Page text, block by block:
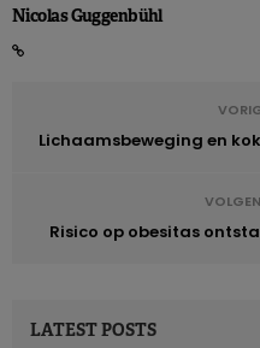
Nicolas Guggenbühl
Lichaamsbeweging en
Risico op obesitas
LATEST POSTS